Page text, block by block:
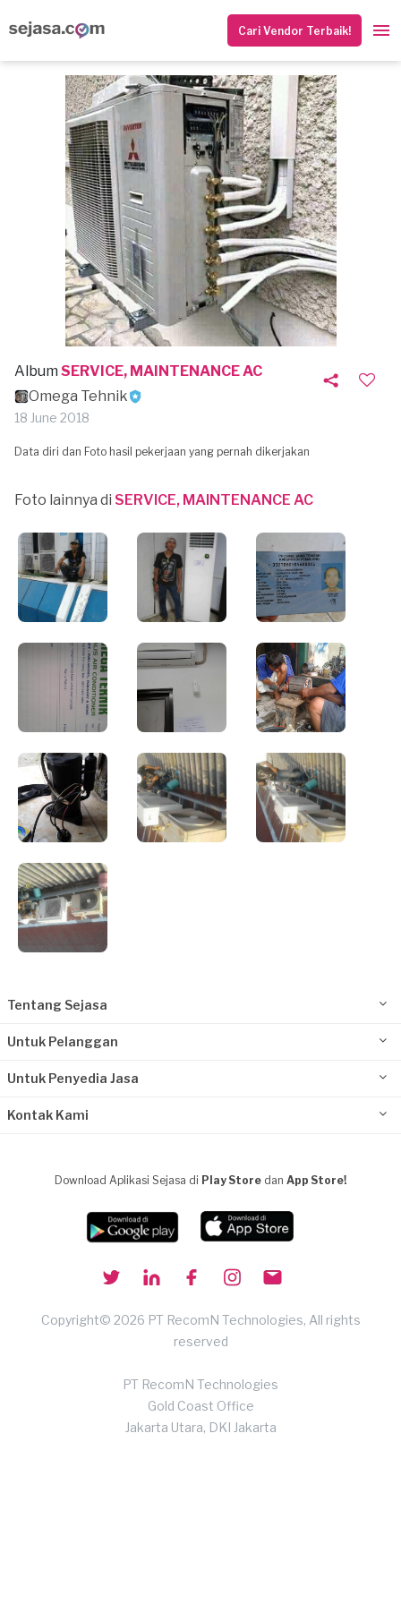
Cari Vendor Terbaik!
Album SERVICE, MAINTENANCE AC
Omega Tehnik
18 June 2018
Data diri dan Foto hasil pekerjaan yang pernah dikerjakan
Foto lainnya di SERVICE, MAINTENANCE AC
Tentang Sejasa
Untuk Pelanggan
Untuk Penyedia Jasa
Kontak Kami
Download Aplikasi Sejasa di Play Store dan App Store!
Copyright© 2026 PT RecomN Technologies, All rights
reserved
PT RecomN Technologies
Gold Coast Office
Jakarta Utara, DKI Jakarta